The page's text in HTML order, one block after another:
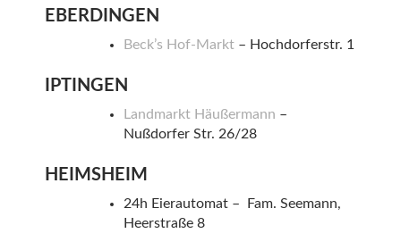
EBERDINGEN
Beck’s Hof-Markt– Hochdorferstr. 1
IPTINGEN
Landmarkt Häußermann –
Nußdorfer Str. 26/28
HEIMSHEIM
24h Eierautomat – Fam. Seemann,
Heerstraße 8